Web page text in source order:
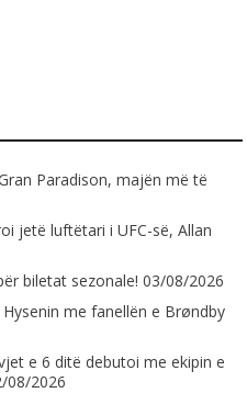
Paradison, majën më të
jetë luftëtari i UFC-së, Allan
biletat sezonale! 03/08/2026
me fanellën e Brøndby
e 6 ditë debutoi me ekipin e
08/2026